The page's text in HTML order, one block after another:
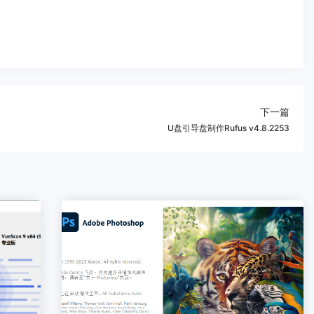
下一篇
U盘引导盘制作Rufus v4.8.2253